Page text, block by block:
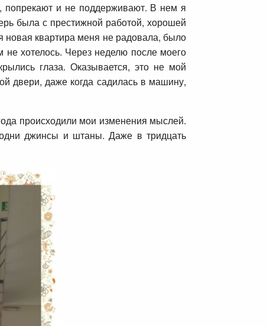
попрекают и не поддерживают. В нем я
была с престижной работой, хорошей
новая квартира меня не радовала, было
не хотелось. Через неделю после моего
глаза. Оказывается, это не мой
двери, даже когда садилась в машину,
происходили мои изменения мыслей.
джинсы и штаны. Даже в тридцать